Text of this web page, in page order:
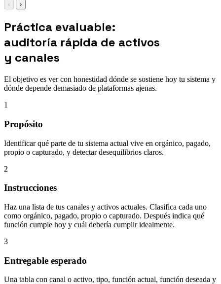
‹ ›
Práctica evaluable:
auditoría rápida de activos
y canales
El objetivo es ver con honestidad dónde se sostiene hoy tu sistema y
dónde depende demasiado de plataformas ajenas.
1
Propósito
Identificar qué parte de tu sistema actual vive en orgánico, pagado,
propio o capturado, y detectar desequilibrios claros.
2
Instrucciones
Haz una lista de tus canales y activos actuales. Clasifica cada uno
como orgánico, pagado, propio o capturado. Después indica qué
función cumple hoy y cuál debería cumplir idealmente.
3
Entregable esperado
Una tabla con canal o activo, tipo, función actual, función deseada y